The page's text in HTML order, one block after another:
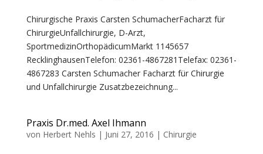
Chirurgische Praxis Carsten SchumacherFacharzt für
ChirurgieUnfallchirurgie, D-Arzt,
SportmedizinOrthopädicumMarkt 1145657
RecklinghausenTelefon: 02361-4867281Telefax: 02361-
4867283 Carsten Schumacher Facharzt für Chirurgie
und Unfallchirurgie Zusatzbezeichnung...
Praxis Dr.med. Axel Ihmann
von Herbert Nehls | Juni 27, 2016 | Chirurgie